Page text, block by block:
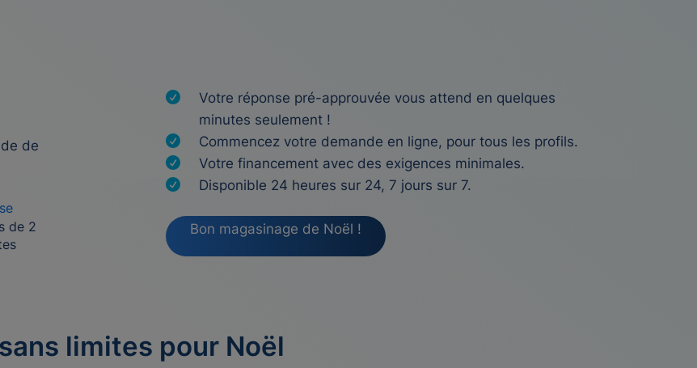
de
de 2
Votre réponse pré-approuvée vous attend en quelques
minutes seulement !
Commencez votre demande en ligne, pour tous les profils.
Votre financement avec des exigences minimales.
Disponible 24 heures sur 24, 7 jours sur 7.
Bon magasinage de Noël !
limites pour Noël